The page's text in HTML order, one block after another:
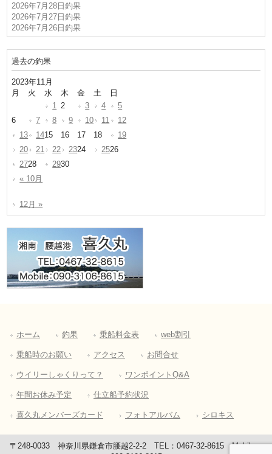
2026年7月28日釣果
2026年7月27日釣果
2026年7月26日釣果
過去の釣果
2023年11月
月
火 水 木 金 土
日
1 2 3 4
5
6
7 8 9 10 11
12
13
1415 16 17 18
19
20
21 22 2324 2526
2728 2930
« 10月
12月 »
ホーム 釣果 乗船料金表 web割引
乗船時のお願い アクセス お問合せ
ウイリーしゃくりって？ ワンポイントQ&A
年間お休み予定 仕立船予約状況
喜久丸メンバーズカード フォトアルバム シロキス
〒248-0033 神奈川県鎌倉市腰越2-2-2 TEL：0467-32-8615 Mobile：